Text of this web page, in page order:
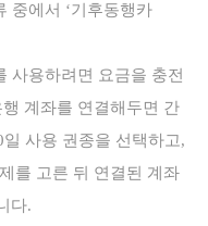
중에서 ‘기후동행카
사용하려면 요금을 충전
계좌를 연결해두면 간
사용 권종을 선택하고,
를 고른 뒤 연결된 계좌
다.